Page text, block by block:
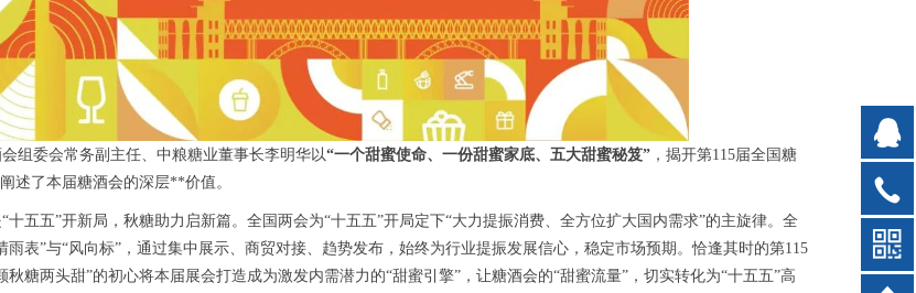
组委会常务副主任、中粮糖业董事长李明华以“一个甜蜜使命、一份甜蜜家底、五大甜蜜秘笈” ，揭开第115届全国 糖
述了本届糖酒会的深层**价值。
“十五五”开新局， 秋糖助力启新篇。全国两会为“十五五”开局定下“大力提振消费、全方位扩大国内需求”的主旋律。全
雨表”与“风向标”，通过集中展示、商贸对接、趋势发布，始终为行业提振发展信心，稳定市场预期。恰逢其时的第115
秋糖两头甜”的初心将本届展会打造成为激发内需潜力的“甜蜜引擎”，让糖酒会的“甜蜜流量”，切实转化为“十五五”高